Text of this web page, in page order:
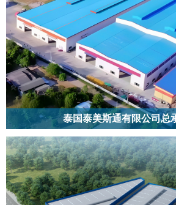
泰国泰美斯通有限公司总
友联建设集团承接的泰国泰美斯通有限公司总承包
占县，总建筑面积 3.89 万㎡（总承包一期、二期